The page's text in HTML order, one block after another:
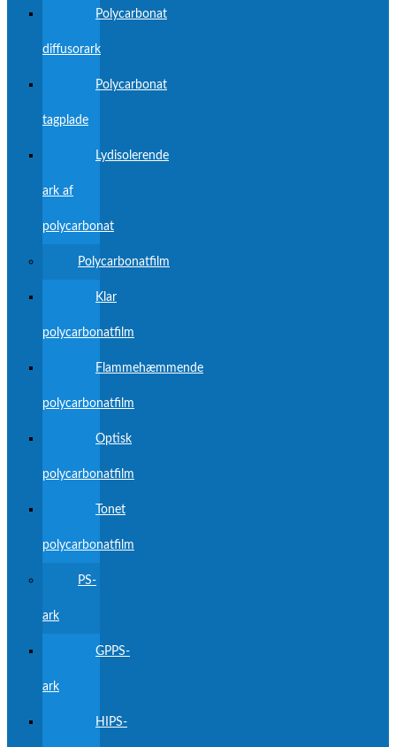
Polycarbonat
diffusorark
Polycarbonat
tagplade
Lydisolerende
ark af
polycarbonat
Polycarbonatfilm
Klar
polycarbonatfilm
Flammehæmmende
polycarbonatfilm
Optisk
polycarbonatfilm
Tonet
polycarbonatfilm
PS-
ark
GPPS-
ark
HIPS-